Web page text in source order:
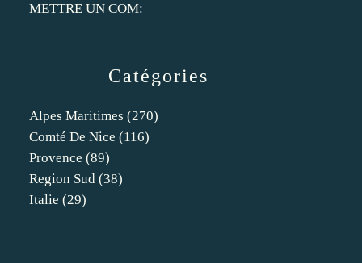
Catégories
Alpes Maritimes (270)
Comté De Nice (116)
Provence (89)
Region Sud (38)
Italie (29)
METTRE UN COM: